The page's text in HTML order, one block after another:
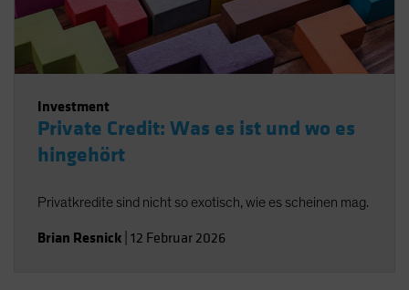
Investment
Private Credit: Was es ist und wo es
hingehört
Privatkredite sind nicht so exotisch, wie es scheinen mag.
Brian Resnick 12 Februar 2026